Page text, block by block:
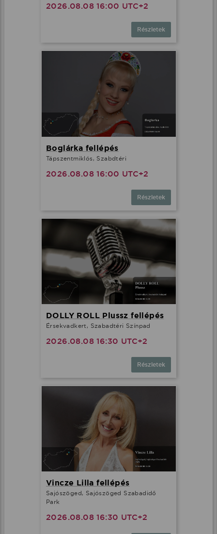
2026.08.08 16:00 UTC+2
Részletek
Boglárka fellépés
Tápszentmiklós, Szabdtéri
2026.08.08 16:00 UTC+2
Részletek
DOLLY ROLL Plussz fellépés
Érsekvadkert, Szabadtéri Színpad
2026.08.08 16:30 UTC+2
Részletek
Vincze Lilla fellépés
Sajószöged, Sajószöged Szabadidő
Park
2026.08.08 16:30 UTC+2